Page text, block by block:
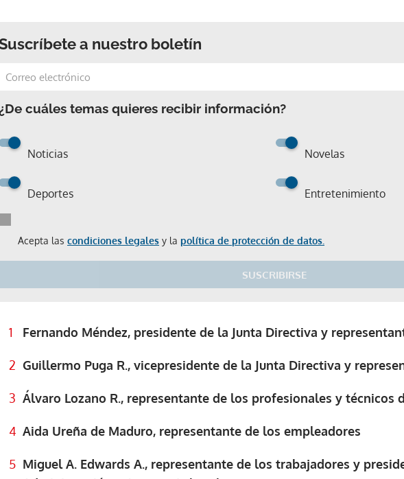
a nuestro boletín
cuáles temas quieres recibir información?
Noticias Novelas
Deportes Entretenimiento
Acepta las condiciones legales y la política de protección de datos.
SUSCRIBIRSE
Fernando Méndez, presidente de la Junta Directiva y
Guillermo Puga R., vicepresidente de la Junta Directiva y
Álvaro Lozano R., representante de los profesionales y técnicos
Aida Ureña de Maduro, representante de los empleadores
Miguel A. Edwards A., representante de los trabajadores y